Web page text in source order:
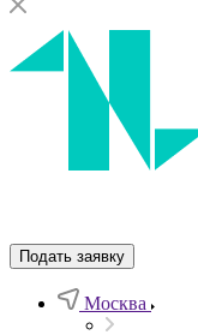
Подать заявку
Москва